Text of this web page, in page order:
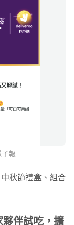
報
秋節禮盒、組合
伴試吃，擴